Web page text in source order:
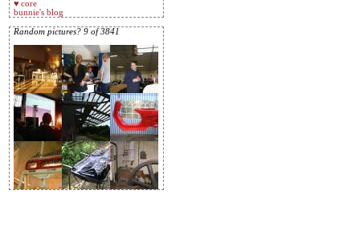
♥ core
bunnie's blog
Random pictures? 9 of 3841